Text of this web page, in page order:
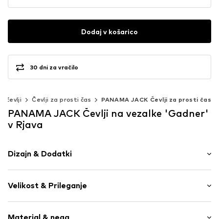
Dodaj v košarico
30 dni za vračilo
čevlji Čevlji za prosti čas PANAMA JACK Čevlji za prosti čas
PANAMA JACK Čevlji na vezalke 'Gadner'
v Rjava
Dizajn & Dodatki
Usnje
Okrogla špica
Oblazinjen vložek
Velikost & Prileganje
Tabela velikosti